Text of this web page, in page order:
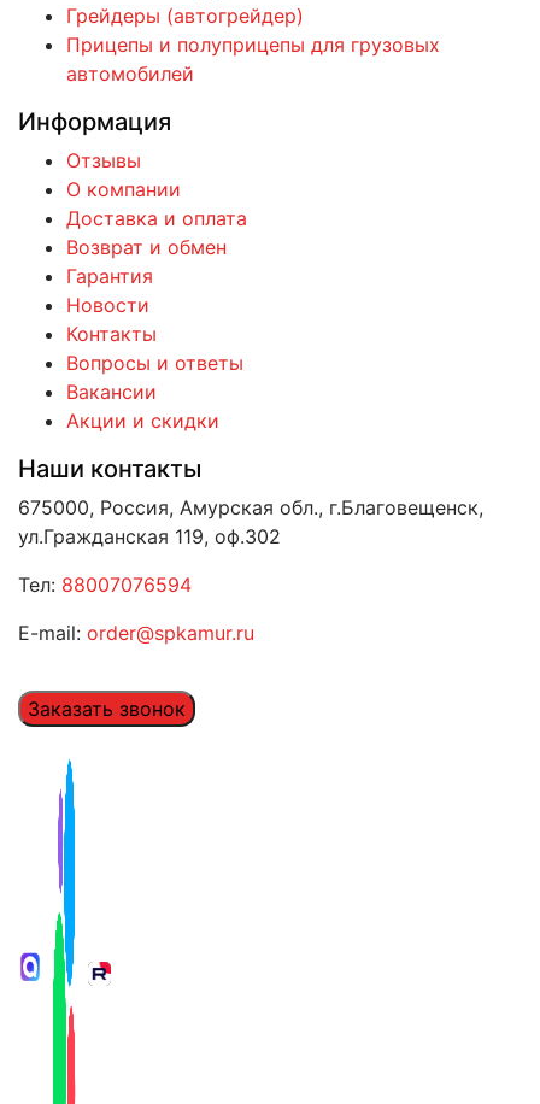
Грейдеры (автогрейдер)
Прицепы и полуприцепы для грузовых
автомобилей
Информация
Отзывы
О компании
Доставка и оплата
Возврат и обмен
Гарантия
Новости
Контакты
Вопросы и ответы
Вакансии
Акции и скидки
Наши контакты
675000, Россия, Амурская обл., г.Благовещенск,
ул.Гражданская 119, оф.302
Тел: 88007076594
E-mail: order@spkamur.ru
Заказать звонок